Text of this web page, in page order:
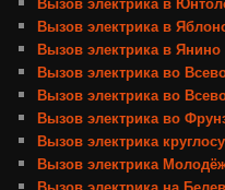
Вызов электрика в
Вызов электрика в Янино
Вызов электрика во
Вызов электрика во
Вызов электрика во
Вызов электрика
Вызов электрика